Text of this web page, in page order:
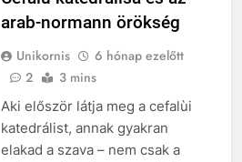
arab-normann örökség
Unikornis
6 hónap ezelőtt
2
3 mins
Aki először látja meg a cefalùi
katedrálist, annak gyakran
elakad a szava – nem csak a